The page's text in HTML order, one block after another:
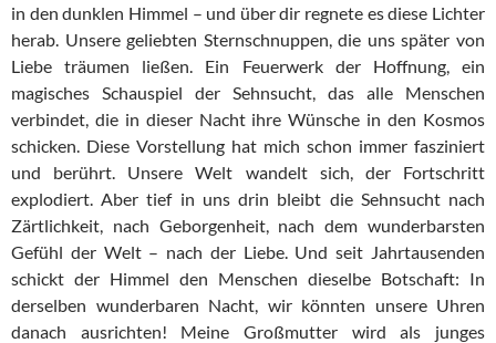
in den dunklen Himmel – und über dir regnete es diese Lichter
herab. Unsere geliebten Sternschnuppen, die uns später von
Liebe träumen ließen. Ein Feuerwerk der Hoffnung, ein
magisches Schauspiel der Sehnsucht, das alle Menschen
verbindet, die in dieser Nacht ihre Wünsche in den Kosmos
schicken. Diese Vorstellung hat mich schon immer fasziniert
und berührt. Unsere Welt wandelt sich, der Fortschritt
explodiert. Aber tief in uns drin bleibt die Sehnsucht nach
Zärtlichkeit, nach Geborgenheit, nach dem wunderbarsten
Gefühl der Welt – nach der Liebe. Und seit Jahrtausenden
schickt der Himmel den Menschen dieselbe Botschaft: In
derselben wunderbaren Nacht, wir könnten unsere Uhren
danach ausrichten! Meine Großmutter wird als junges